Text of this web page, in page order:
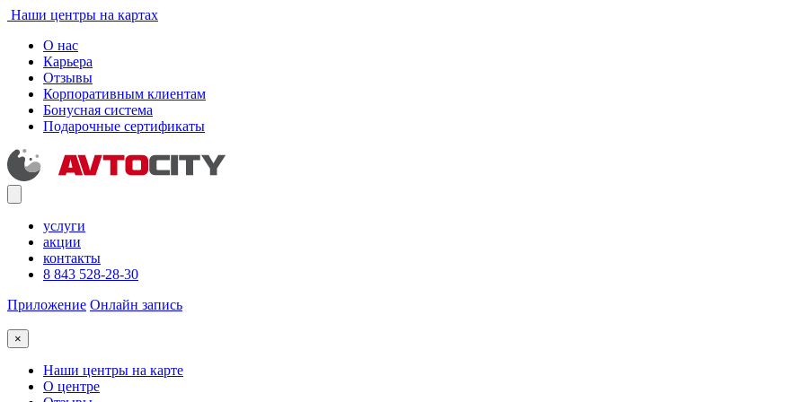
Наши центры на картах
О нас
Карьера
Отзывы
Корпоративным клиентам
Бонусная система
Подарочные сертификаты
услуги
акции
контакты
8 843 528-28-30
Приложение Онлайн запись
×
Наши центры на карте
О центре